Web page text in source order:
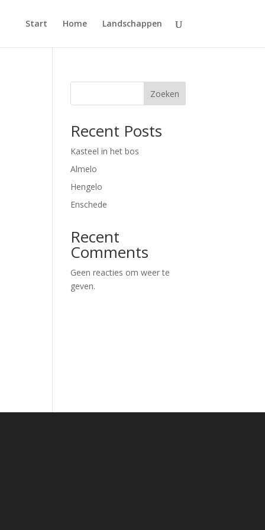
Start Home Landschappen
Zoeken
Recent Posts
Kasteel in het bos
Almelo
Hengelo
Enschede
Recent
Comments
Geen reacties om weer te
geven.